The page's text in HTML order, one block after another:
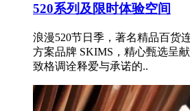
520系列及限时体验空间
浪漫520节日季，著名精品百货
方案品牌 SKIMS，精心甄选呈
致格调诠释爱与承诺的..